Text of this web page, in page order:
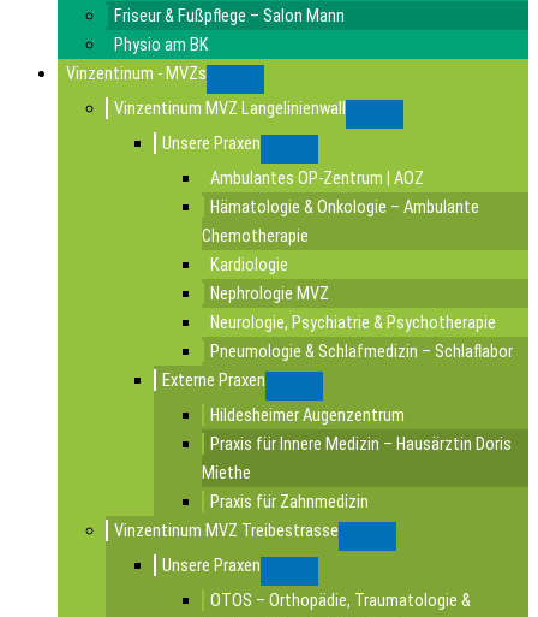
Friseur & Fußpflege – Salon Mann
Physio am BK
Vinzentinum - MVZs
Vinzentinum MVZ Langelinienwall
Unsere Praxen
Ambulantes OP-Zentrum | AOZ
Hämatologie & Onkologie – Ambulante
Chemotherapie
Kardiologie
Nephrologie MVZ
Neurologie, Psychiatrie & Psychotherapie
Pneumologie & Schlafmedizin – Schlaflabor
Externe Praxen
Hildesheimer Augenzentrum
Praxis für Innere Medizin – Hausärztin Doris
Miethe
Praxis für Zahnmedizin
Vinzentinum MVZ Treibestrasse
Unsere Praxen
OTOS – Orthopädie, Traumatologie &